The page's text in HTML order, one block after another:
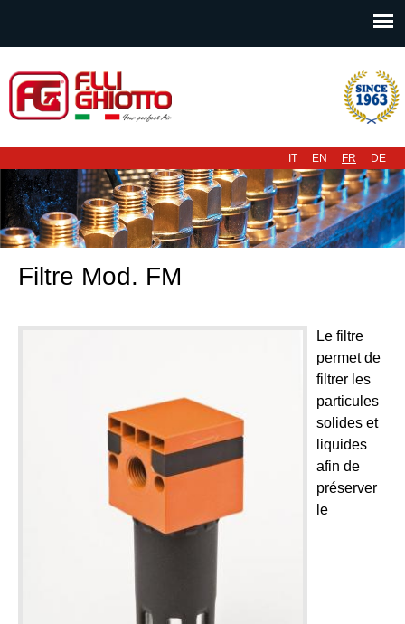
IT EN FR DE
Filtre Mod. FM
Le filtre
permet de
filtrer les
particules
solides et
liquides
afin de
préserver
le